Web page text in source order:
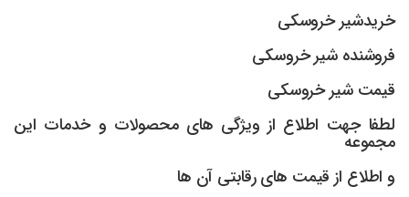
خریدشیر خروسکی
فروشنده شیر خروسکی
قیمت شیر خروسکی
لطفا جهت اطلاع از ویژگی های محصولات و خدمات این
مجموعه
و اطلاع از قیمت های رقابتی آن ها